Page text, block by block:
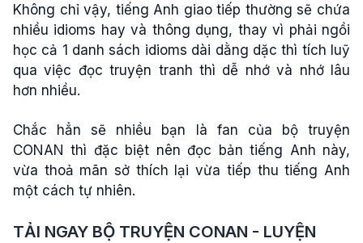
Không chỉ vậy, tiếng Anh giao tiếp thường sẽ chứa
nhiều idioms hay và thông dụng, thay vì phải ngồi
học cả 1 danh sách idioms dài dằng dặc thì tích luỹ
qua việc đọc truyện tranh thì dễ nhớ và nhớ lâu
hơn nhiều.
Chắc hẳn sẽ nhiều bạn là fan của bộ truyện
CONAN thì đặc biệt nên đọc bản tiếng Anh này,
vừa thoả mãn sở thích lại vừa tiếp thu tiếng Anh
một cách tự nhiên.
TẢI NGAY BỘ TRUYỆN CONAN - LUYỆN